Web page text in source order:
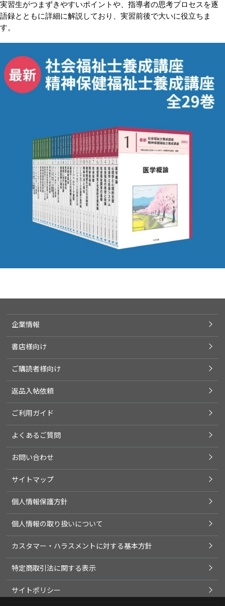
実習生がつまずきやすいポイントや、指導者の思考プロセスを逐
語録とともに詳細に解説しており、実習前後で大いに役立ちま
す。
企業情報
書店様向け
ご購読者様向け
返品入帖依頼
ご利用ガイド
よくあるご質問
お問い合わせ
サイトマップ
個人情報保護方針
個人情報の取り扱いについて
カスタマー・ハラスメントに対する基本方針
特定商取引法に関する表示
サイトポリシー